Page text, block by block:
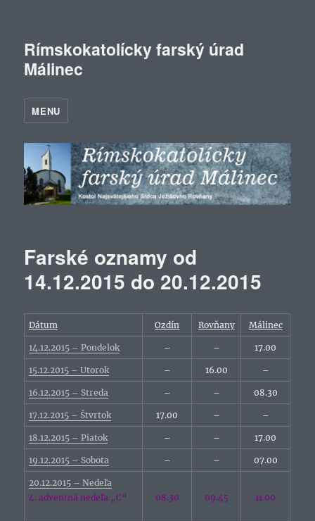
Rímskokatolícky farský úrad
Málinec
MENU
Farské oznamy od
14.12.2015 do 20.12.2015
Dátum Ozdín Rovňany Málinec
14.12.2015 – Pondelok – – 17.00
15.12.2015 – Utorok – 16.00 –
16.12.2015 – Streda – – 08.30
17.12.2015 – Štvrtok 17.00 – –
18.12.2015 – Piatok – – 17.00
19.12.2015 – Sobota – – 07.00
20.12.2015 – Nedeľa
4. adventná nedeľa „C“
08.30 09.45 11.00